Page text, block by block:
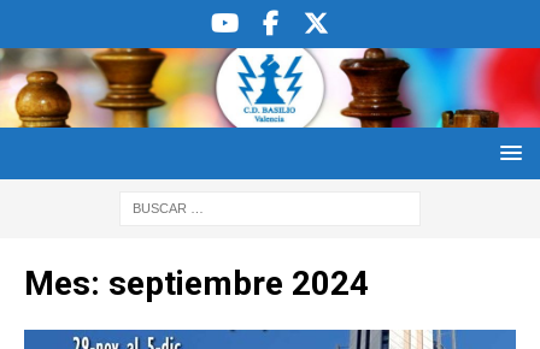
Mes: septiembre 2024